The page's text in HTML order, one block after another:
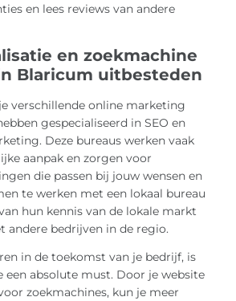
en lees reviews van andere
en zoekmachine
Blaricum uitbesteden
verschillende online marketing
gespecialiseerd in SEO en
Deze bureaus werken vaak
aanpak en zorgen voor
die passen bij jouw wensen en
te werken met een lokaal bureau
hun kennis van de lokale markt
andere bedrijven in de regio.
in de toekomst van je bedrijf, is
een absolute must. Door je website
zoekmachines, kun je meer